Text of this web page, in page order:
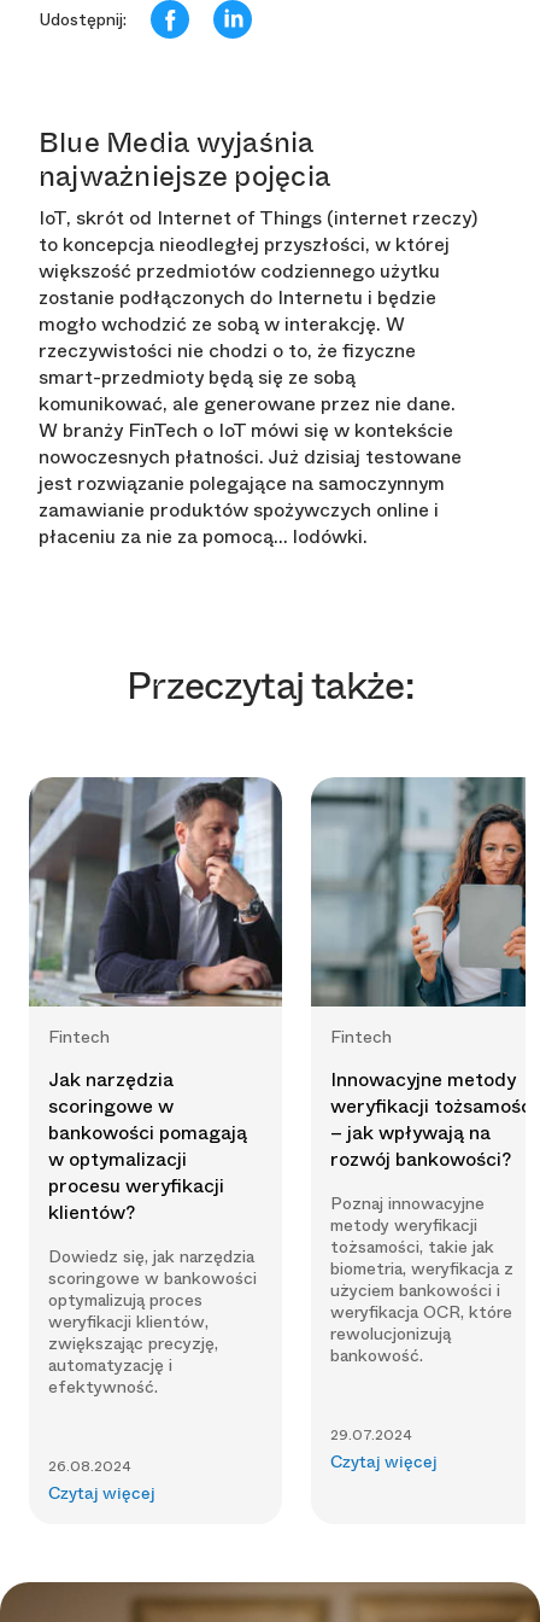
Udostępnij:
Blue Media wyjaśnia
najważniejsze pojęcia
IoT, skrót od Internet of Things (internet rzeczy)
to koncepcja nieodległej przyszłości, w której
większość przedmiotów codziennego użytku
zostanie podłączonych do Internetu i będzie
mogło wchodzić ze sobą w interakcję. W
rzeczywistości nie chodzi o to, że fizyczne
smart-przedmioty będą się ze sobą
komunikować, ale generowane przez nie dane.
W branży FinTech o IoT mówi się w kontekście
nowoczesnych płatności. Już dzisiaj testowane
jest rozwiązanie polegające na samoczynnym
zamawianie produktów spożywczych online i
płaceniu za nie za pomocą... lodówki.
Przeczytaj także:
Fintech
Jak narzędzia
scoringowe w
bankowości pomagają
w optymalizacji
procesu weryfikacji
klientów?
Dowiedz się, jak narzędzia
scoringowe w bankowości
optymalizują proces
weryfikacji klientów,
zwiększając precyzję,
automatyzację i
efektywność.
26.08.2024
Czytaj więcej
Fintech
Innowacyjne metody
weryfikacji tożsamości
– jak wpływają na
rozwój bankowości?
Poznaj innowacyjne
metody weryfikacji
tożsamości, takie jak
biometria, weryfikacja z
użyciem bankowości i
weryfikacja OCR, które
rewolucjonizują
bankowość.
29.07.2024
Czytaj więcej